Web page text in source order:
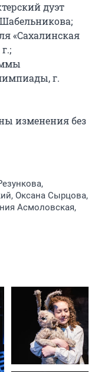
дуэт
«Сахалинская
г.
изменения без
Оксана Сырцова,
Асмоловская,